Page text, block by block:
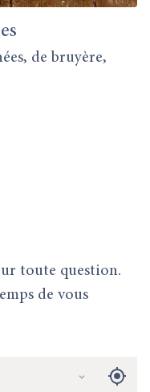
de bruyère,
toute question.
de vous